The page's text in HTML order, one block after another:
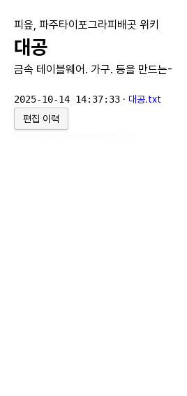
피읖, 파주타이포그라피배곳 위키
대공
금속 테이블웨어. 가구. 등을 만드는-
2025-10-14 14:37:33 · 대공.txt
편집 이력